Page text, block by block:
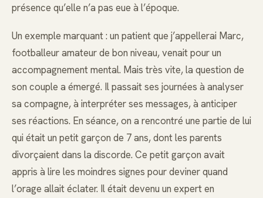
présence qu’elle n’a pas eue à l’époque.
Un exemple marquant : un patient que j’appellerai Marc,
footballeur amateur de bon niveau, venait pour un
accompagnement mental. Mais très vite, la question de
son couple a émergé. Il passait ses journées à analyser
sa compagne, à interpréter ses messages, à anticiper
ses réactions. En séance, on a rencontré une partie de lui
qui était un petit garçon de 7 ans, dont les parents
divorçaient dans la discorde. Ce petit garçon avait
appris à lire les moindres signes pour deviner quand
l’orage allait éclater. Il était devenu un expert en